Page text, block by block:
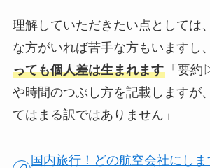
理解していただきたい点としては
な方がいれば苦手な方もいますし、
っても個人差は生まれます「要約
や時間のつぶし方を記載しますが
てはまる訳ではありません」
国内旅行！どの航空会社にし